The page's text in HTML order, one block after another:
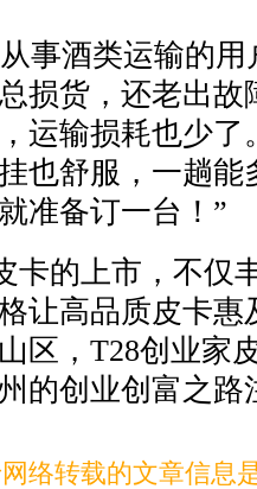
事酒类运输的
损货，还老出
运输损耗也少了
也舒服，一趟
准备订一台！”
卡的上市，不仅
让高品质皮卡
区，T28创业家
的创业创富之路
转载的文章信息